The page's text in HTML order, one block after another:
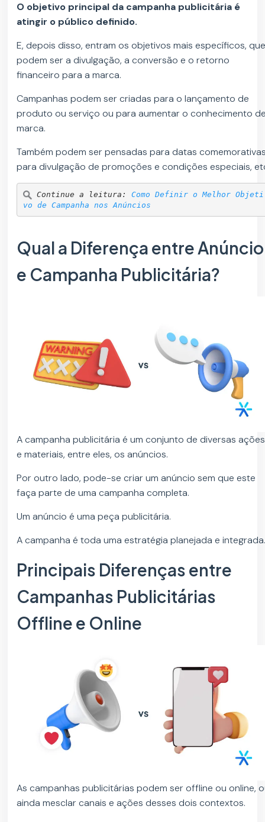
O objetivo principal da campanha publicitária é
atingir o público definido.
E, depois disso, entram os objetivos mais específicos,
podem ser a divulgação, a conversão e o retorno
financeiro para a marca.
Campanhas podem ser criadas para o lançamento de
produto ou serviço ou para aumentar o conhecimento
marca.
Também podem ser pensadas para datas
para divulgação de promoções e condições especiais,
Continue a leitura: Como Definir o Melhor Objeti
vo de Campanha nos Anúncios
Qual a Diferença entre Anúncio
e Campanha Publicitária?
A campanha publicitária é um conjunto de diversas ações
e materiais, entre eles, os anúncios.
Por outro lado, pode-se criar um anúncio sem que este
faça parte de uma campanha completa.
Um anúncio é uma peça publicitária.
A campanha é toda uma estratégia planejada e
Principais Diferenças entre
Campanhas Publicitárias
Offline e Online
As campanhas publicitárias podem ser offline ou online,
ainda mesclar canais e ações desses dois contextos.